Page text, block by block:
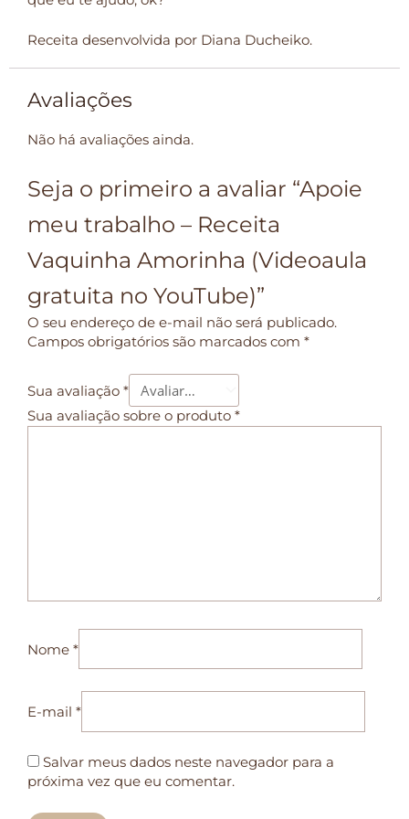
Receita desenvolvida por Diana Ducheiko.
Avaliações
Não há avaliações ainda.
Seja o primeiro a avaliar “Apoie
meu trabalho – Receita
Vaquinha Amorinha (Videoaula
gratuita no YouTube)”
O seu endereço de e-mail não será publicado.
Campos obrigatórios são marcados com *
Sua avaliação *
Sua avaliação sobre o produto *
Nome *
E-mail *
Salvar meus dados neste navegador para a
próxima vez que eu comentar.